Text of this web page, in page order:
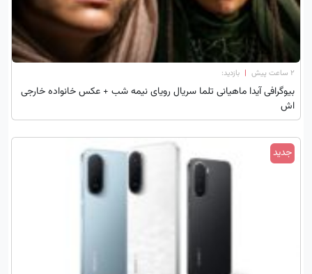
۲ ساعت پیش | بازدید:
بیوگرافی آیدا ماهیانی تلما سریال رویای نیمه شب + عکس خانواده خارجی
اش
جدید